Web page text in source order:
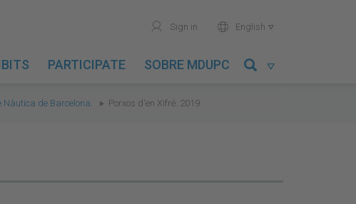
user Sign in world English 
PARTICIPATE SOBRE MDUPC 
de Barcelona. Porxos d'en Xifré. 2019